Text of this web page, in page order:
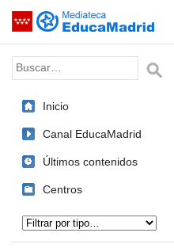
Saltar navegación
Palabra o frase:
Inicio
Canal EducaMadrid
Últimos contenidos
Centros